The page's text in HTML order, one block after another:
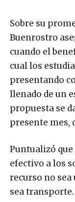
Sobre su
Buenrostro
cuando el
cual los
presentando
llenado de un
propuesta se
presente mes,
Puntualizó
efectivo a los
recurso no
sea transporte.